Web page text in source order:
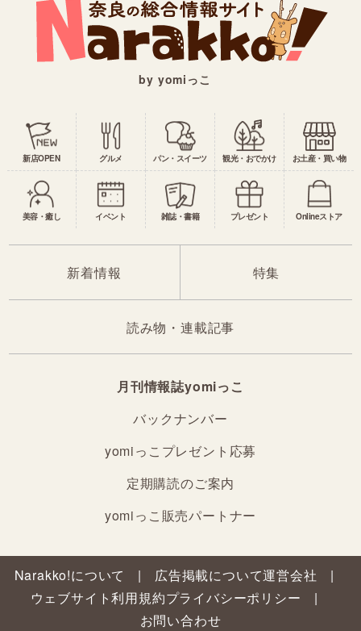
by yomiっこ
新店OPEN グルメ パン・スイーツ 観光・おでかけ お土産・買い物
美容・癒し イベント 雑誌・書籍 プレゼント Onlineストア
新着情報 特集
読み物・連載記事
月刊情報誌yomiっこ
バックナンバー
yomiっこプレゼント応募
定期購読のご案内
yomiっこ販売パートナー
Narakko!について 広告掲載について運営会社
ウェブサイト利用規約プライバシーポリシー
お問い合わせ